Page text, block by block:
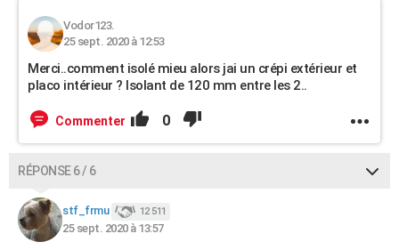
Vodor123.
25 sept. 2020 à 12:53
Merci..comment isolé mieu alors jai un crépi extérieur et
placo intérieur ? Isolant de 120 mm entre les 2..
Commenter 0
RÉPONSE 6 / 6
stf_frmu 12 511
25 sept. 2020 à 13:57